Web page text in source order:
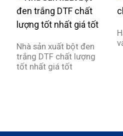
Nhà sản xuất bột đen
trắng DTF chất lượng
tốt nhất giá tốt